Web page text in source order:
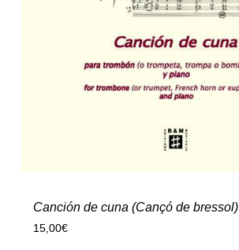
Canción de cuna (Cançó de bressol)
15,00€